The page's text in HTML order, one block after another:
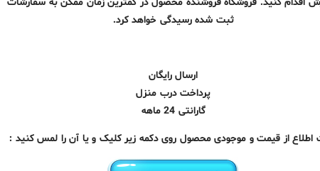
ثبت شده رسیدگی خواهد کرد.
ارسال رایگان
پرداخت درب منزل
گارانتی 24 ماهه
از قیمت و موجودی محصول روی دکمه زیر کلیک و یا آن را لمس کنید :